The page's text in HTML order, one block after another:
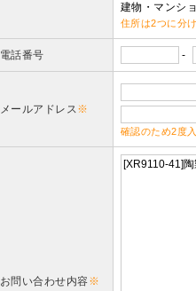
建物・マンシ
住所は2つに分
電話番号 -
メールアドレス※
確認のため2度
お問い合わせ内容※